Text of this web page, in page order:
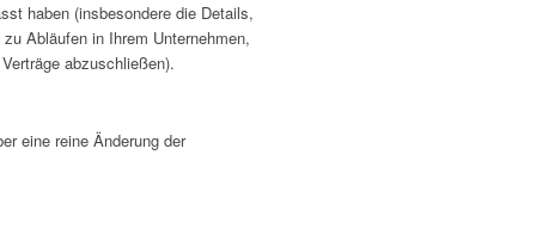
haben (insbesondere die Details,
Abläufen in Ihrem Unternehmen,
abzuschließen).
eine reine Änderung der